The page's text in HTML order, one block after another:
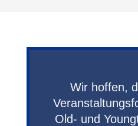
Wir hoffen,
Old- und